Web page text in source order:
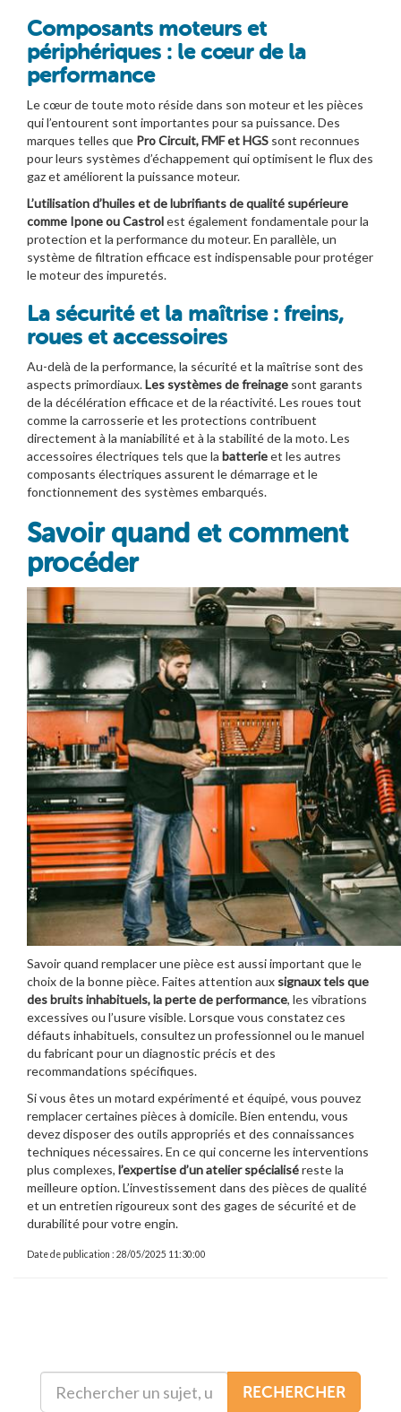
Composants moteurs et
périphériques : le cœur de la
performance
Le cœur de toute moto réside dans son moteur et les pièces
qui l’entourent sont importantes pour sa puissance. Des
marques telles que Pro Circuit, FMF et HGS sont reconnues
pour leurs systèmes d’échappement qui optimisent le flux des
gaz et améliorent la puissance moteur.
L’utilisation d’huiles et de lubrifiants de qualité supérieure
comme Ipone ou Castrolest également fondamentale pour la
protection et la performance du moteur. En parallèle, un
système de filtration efficace est indispensable pour protéger
le moteur des impuretés.
La sécurité et la maîtrise : freins,
roues et accessoires
Au-delà de la performance, la sécurité et la maîtrise sont des
aspects primordiaux.Les systèmes defreinage sont garants
de la décélération efficace et de la réactivité. Les roues tout
comme la carrosserie et les protections contribuent
directement à la maniabilité et à la stabilité de la moto. Les
accessoires électriques tels que la batterieet les autres
composants électriques assurent le démarrage et le
fonctionnement des systèmes embarqués.
Savoir quand et comment
procéder
Savoir quand remplacer une pièce est aussi important que le
choix de la bonne pièce. Faites attention aux signaux tels que
des bruits inhabituels, la perte de performance, les vibrations
excessives ou l’usure visible. Lorsque vous constatez ces
défauts inhabituels, consultez un professionnel ou le manuel
du fabricant pour un diagnostic précis et des
recommandations spécifiques.
Si vous êtes un motard expérimenté et équipé, vous pouvez
remplacer certaines pièces à domicile. Bien entendu, vous
devez disposer des outils appropriés et des connaissances
techniques nécessaires. En ce qui concerne les interventions
plus complexes, l’expertise d’un atelier spécialiséreste la
meilleure option. L’investissement dans des pièces de qualité
et un entretien rigoureux sont des gages de sécurité et de
durabilité pour votre engin.
Date de publication : 28/05/2025 11:30:00
RECHERCHER